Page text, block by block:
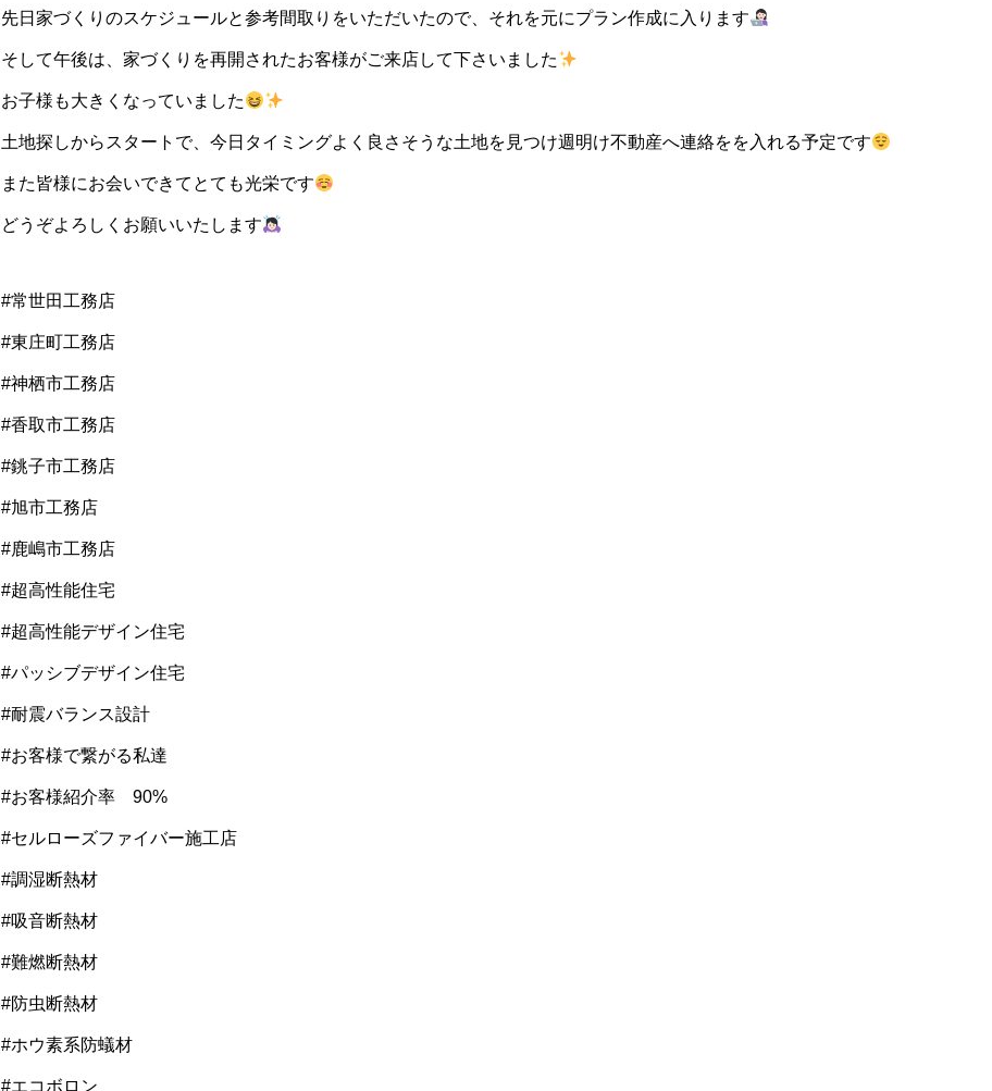
先日家づくりのスケジュールと参考間取りをいただいたので、それを元にプラン作成に入ります
そして午後は、家づくりを再開されたお客様がご来店して下さいました
お子様も大きくなっていました
土地探しからスタートで、今日タイミングよく良さそうな土地を見つけ週明け不動産へ連絡をを入れる予定です
また皆様にお会いできてとても光栄です
どうぞよろしくお願いいたします
#常世田工務店
#東庄町工務店
#神栖市工務店
#香取市工務店
#銚子市工務店
#旭市工務店
#鹿嶋市工務店
#超高性能住宅
#超高性能デザイン住宅
#パッシブデザイン住宅
#耐震バランス設計
#お客様で繋がる私達
#お客様紹介率 90%
#セルローズファイバー施工店
#調湿断熱材
#吸音断熱材
#難燃断熱材
#防虫断熱材
#ホウ素系防蟻材
#エコボロン